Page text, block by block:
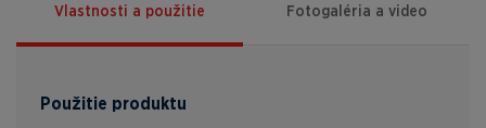
Vlastnosti a použitie Fotogaléria a video
Použitie produktu